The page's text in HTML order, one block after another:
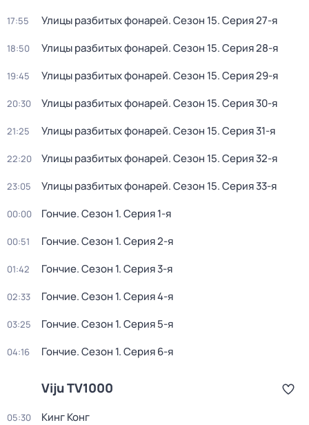
17:55 Улицы разбитых фонарей. Сезон 15. Серия 27-я
18:50 Улицы разбитых фонарей. Сезон 15. Серия 28-я
19:45 Улицы разбитых фонарей. Сезон 15. Серия 29-я
20:30 Улицы разбитых фонарей. Сезон 15. Серия 30-я
21:25 Улицы разбитых фонарей. Сезон 15. Серия 31-я
22:20 Улицы разбитых фонарей. Сезон 15. Серия 32-я
23:05 Улицы разбитых фонарей. Сезон 15. Серия 33-я
00:00 Гончие. Сезон 1. Серия 1-я
00:51 Гончие. Сезон 1. Серия 2-я
01:42 Гончие. Сезон 1. Серия 3-я
02:33 Гончие. Сезон 1. Серия 4-я
03:25 Гончие. Сезон 1. Серия 5-я
04:16 Гончие. Сезон 1. Серия 6-я
Viju TV1000
05:30 Кинг Конг